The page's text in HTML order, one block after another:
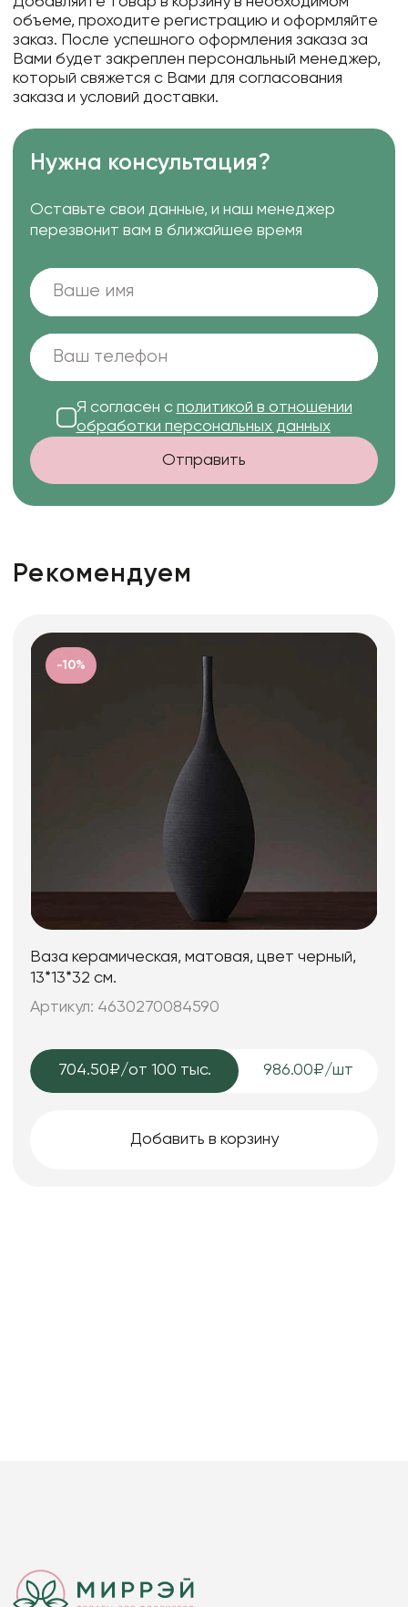
объеме, проходите регистрацию и оформляйте
заказ. После успешного оформления заказа за
Вами будет закреплен персональный менеджер,
который свяжется с Вами для согласования
заказа и условий доставки.
Нужна консультация?
Оставьте свои данные, и наш менеджер
перезвонит вам в ближайшее время
Я согласен с политикой в отношении
обработки персональных данных
Отправить
Рекомендуем
-10%
Ваза керамическая, матовая, цвет черный,
13*13*32 см.
Артикул: 4630270084590
704.50₽/от 100 тыс. 986.00₽/шт
Добавить в корзину